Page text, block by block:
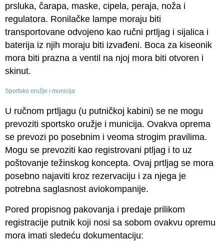
prsluka, čarapa, maske, cipela, peraja, noža i
regulatora. Ronilačke lampe moraju biti
transportovane odvojeno kao ručni prtljag i sijalica i
baterija iz njih moraju biti izvađeni. Boca za kiseonik
mora biti prazna a ventil na njoj mora biti otvoren i
skinut.
Sportsko oružje i municija
U ručnom prtljagu (u putničkoj kabini) se ne mogu
prevoziti sportsko oružje i municija. Ovakva oprema
se prevozi po posebnim i veoma strogim pravilima.
Mogu se prevoziti kao registrovani ptljag i to uz
poštovanje težinskog koncepta. Ovaj prtljag se mora
posebno najaviti kroz rezervaciju i za njega je
potrebna saglasnost aviokompanije.
Pored propisnog pakovanja i predaje prilikom
registracije putnik koji nosi sa sobom ovakvu opremu
mora imati sledeću dokumentaciju: